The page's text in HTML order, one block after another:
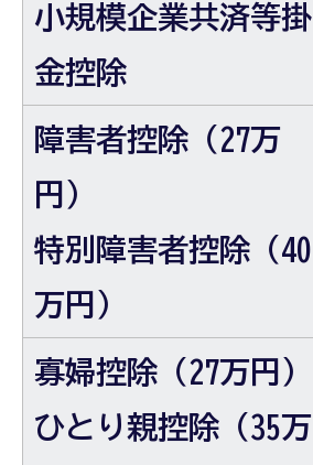
小規模企業共済等掛
金控除
障害者控除（27万
円）
特別障害者控除（40
万円）
寡婦控除（27万円）
ひとり親控除（35万